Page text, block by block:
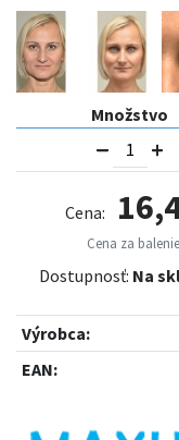
Množstvo
Cena:
Cena za
Dostupnosť: Na
Výrobca:
EAN: